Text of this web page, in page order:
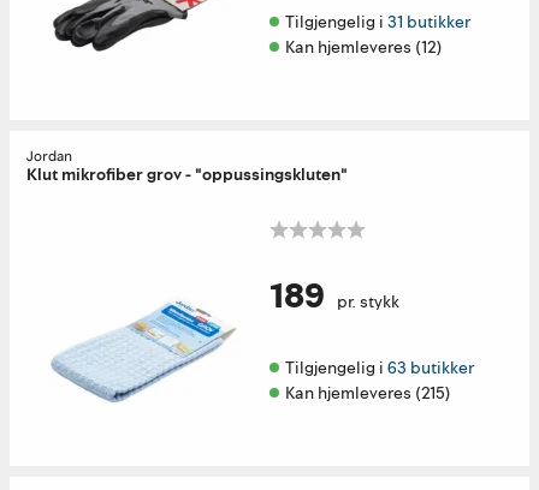
Tilgjengelig i 31 butikker
Kan hjemleveres (12)
Jordan
Klut mikrofiber grov - "oppussingskluten"
189 pr. stykk
Tilgjengelig i 63 butikker
Kan hjemleveres (215)